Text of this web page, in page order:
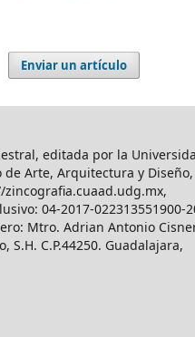
Enviar un artículo
editada por la
de Arte, Arquitectura y Diseño,
zincografia.cuaad.udg.mx,
04-2017-022313551900-
Mtro. Adrian Antonio
C.P.44250. Guadalajara,